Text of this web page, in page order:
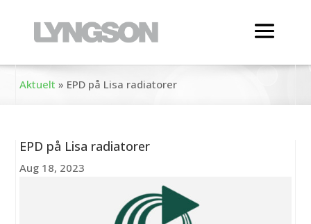
Aktuelt » EPD på Lisa radiatorer
EPD på Lisa radiatorer
Aug 18, 2023